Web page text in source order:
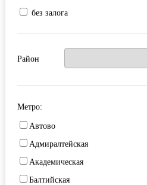
без залога
Район
Метро:
Автово
Адмиралтейская
Академическая
Балтийская